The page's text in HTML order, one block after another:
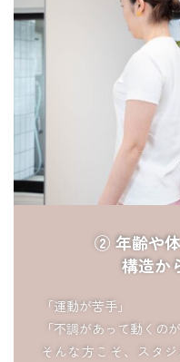
② 年齢や
構造か
「運動が苦手」
「不調があって動くのが
そんな方こそ、スタ